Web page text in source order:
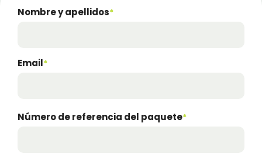
Nom­bre y apel­li­dos*
Email*
Número de ref­er­en­cia del paque­te*